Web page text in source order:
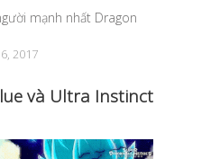
mạnh nhất Dragon
2017
và Ultra Instinct